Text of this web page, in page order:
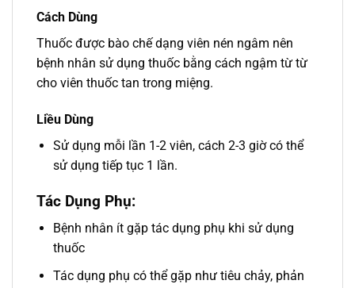
Cách Dùng
Thuốc được bào chế dạng viên nén ngâm nên
bệnh nhân sử dụng thuốc bằng cách ngậm từ từ
cho viên thuốc tan trong miệng.
Liều Dùng
Sử dụng mỗi lần 1-2 viên, cách 2-3 giờ có thể
sử dụng tiếp tục 1 lần.
Tác Dụng Phụ:
Bệnh nhân ít gặp tác dụng phụ khi sử dụng
thuốc
Tác dụng phụ có thể gặp như tiêu chảy, phản